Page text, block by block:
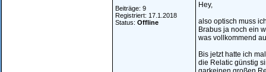
Beiträge: 9
Registriert: 17.1.2018
Status: Offline
Hey,
also optisch muss
Brabus ja noch ein
was vollkommend
Bis jetzt hatte ich
die Relatic günstig